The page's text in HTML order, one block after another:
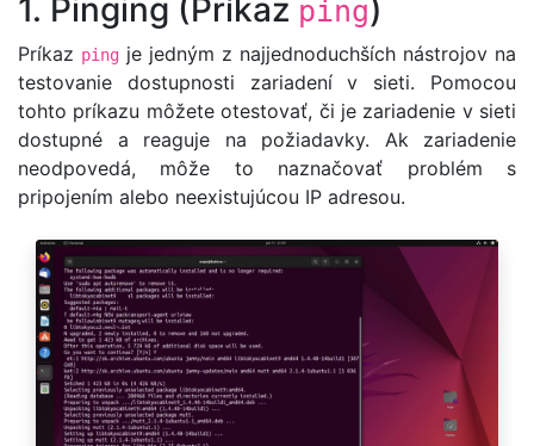
1. Pinging (Príkaz ping)
Príkaz ping je jedným z najjednoduchších nástrojov na
testovanie dostupnosti zariadení v sieti. Pomocou
tohto príkazu môžete otestovať, či je zariadenie v sieti
dostupné a reaguje na požiadavky. Ak zariadenie
neodpovedá, môže to naznačovať problém s
pripojením alebo neexistujúcou IP adresou.